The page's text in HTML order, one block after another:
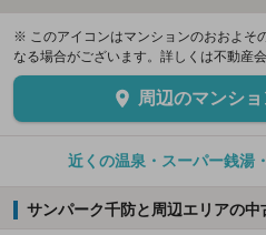
※ このアイコンはマンションのおおよそ
なる場合がございます。詳しくは不動産
周辺のマンシ
近くの温泉・スーパー銭湯
サンパーク千防と周辺エリアの中